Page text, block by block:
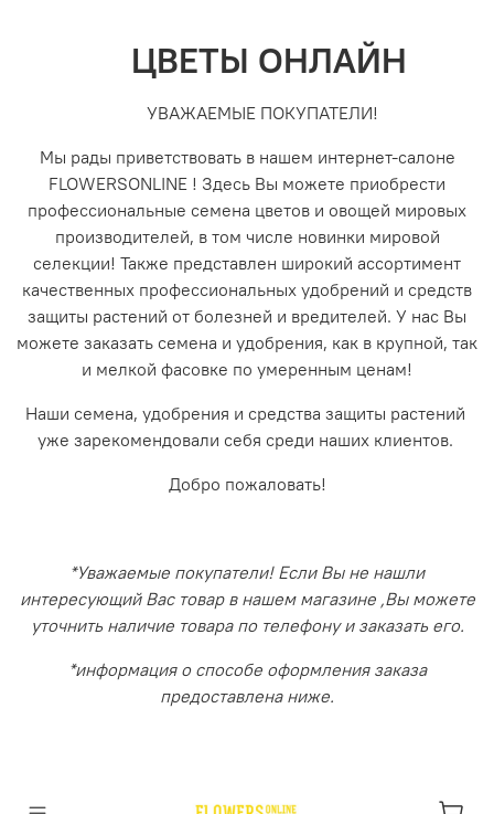
ЦВЕТЫ ОНЛАЙН
УВАЖАЕМЫЕ ПОКУПАТЕЛИ!
Мы рады приветствовать в нашем интернет-салоне
FLOWERSONLINE ! Здесь Вы можете приобрести
профессиональные семена цветов и овощей мировых
производителей, в том числе новинки мировой
селекции! Также представлен широкий ассортимент
качественных профессиональных удобрений и средств
защиты растений от болезней и вредителей. У нас Вы
можете заказать семена и удобрения, как в крупной, так
и мелкой фасовке по умеренным ценам!
Наши семена, удобрения и средства защиты растений
уже зарекомендовали себя среди наших клиентов.
Добро пожаловать!
*Уважаемые покупатели! Если Вы не нашли
интересующий Вас товар в нашем магазине ,Вы можете
уточнить наличие товара по телефону и заказать его.
*информация о способе оформления заказа
предоставлена ниже.